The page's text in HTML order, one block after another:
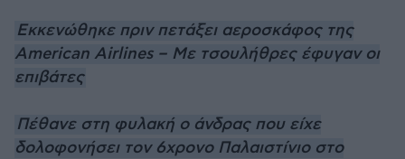
Εκκενώθηκε πριν πετάξει αεροσκάφος της
American Airlines – Με τσουλήθρες έφυγαν οι
επιβάτες
Πέθανε στη φυλακή ο άνδρας που είχε
δολοφονήσει τον 6χρονο Παλαιστίνιο στο